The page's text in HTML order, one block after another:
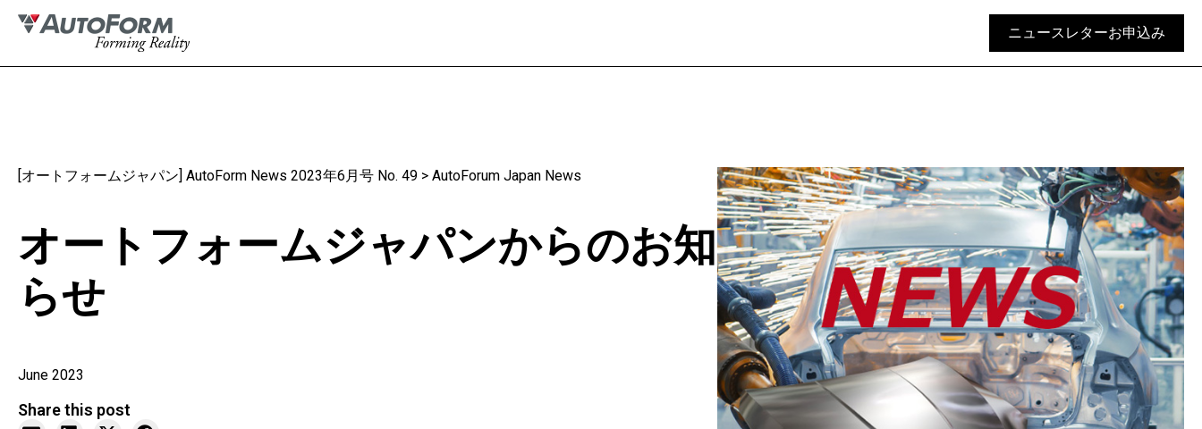
ニュースレターお申込み
[オートフォームジャパン] AutoForm News 2023年6月号 No. 49 > AutoForum Japan News
オートフォームジャパンからのお知
らせ
June 2023
Share this post